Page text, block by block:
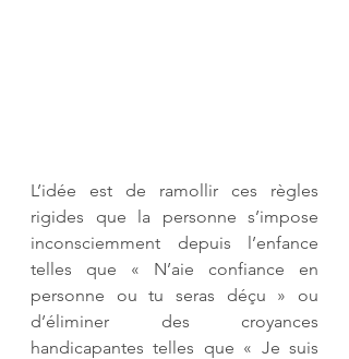
L’idée est de ramollir ces règles
rigides que la personne s’impose
inconsciemment depuis l’enfance
telles que « N’aie confiance en
personne ou tu seras déçu » ou
d’éliminer des croyances
handicapantes telles que « Je suis